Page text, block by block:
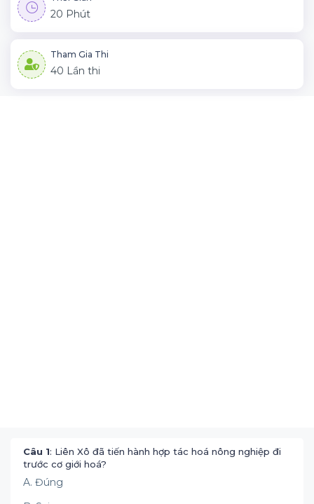
20 Phút
Tham Gia Thi
40 Lần thi
Câu 1: Liên Xô đã tiến hành hợp tác hoá nông nghiệp đi
trước cơ giới hoá?
A. Đúng